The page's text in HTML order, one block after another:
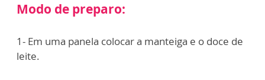
Modo de preparo:
1- Em uma panela colocar a manteiga e o doce de
leite.